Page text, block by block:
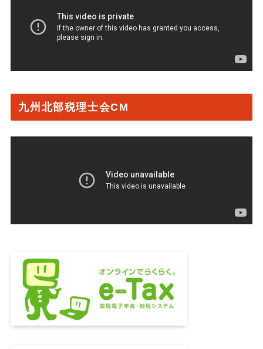
九州北部税理士会CM